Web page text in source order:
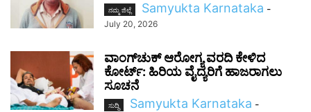
ನಮ್ಮ ಜಿಲ್ಲೆ Samyukta Karnataka -
July 20, 2026
ವಾಂಗ್‌ಚುಕ್ ಆರೋಗ್ಯ ವರದಿ ಕೇಳಿದ
ಕೋರ್ಟ್: ಹಿರಿಯ ವೈದ್ಯರಿಗೆ ಹಾಜರಾಗಲು
ಸೂಚನೆ
ಸುದ್ದಿ Samyukta Karnataka -